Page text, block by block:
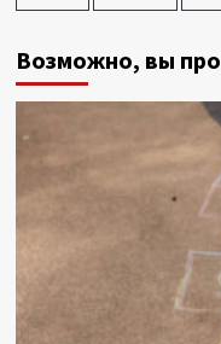
Возможно, вы